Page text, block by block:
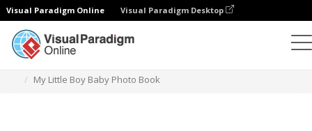
Visual Paradigm Online Visual Paradigm Desktop
My Little Boy Baby Photo Book